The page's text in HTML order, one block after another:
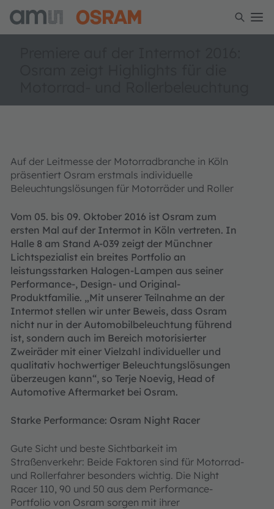
Auf der Leitmesse der Motorradbranche in Köln
präsentiert Osram erstmals individuelle
Beleuchtungslösungen für Motorräder und Roller
Vom 05. bis 09. Oktober 2016 ist Osram zum
ersten Mal auf der Intermot in Köln vertreten. In
Halle 8 am Stand A-039 zeigt der Münchner
Lichtspezialist ein breites Portfolio an
leistungsstarken Halogen-Lampen aus seiner
Performance-, Design- und Original-
Produktfamilie. „Mit unserer Teilnahme an der
Intermot stellen wir unter Beweis, dass Osram
nicht nur in der Automobilbeleuchtung führend
ist, sondern auch im Bereich motorisierter
Zweiräder mit einer Vielzahl individueller und
qualitativ hochwertiger Beleuchtungslösungen
überzeugen kann“, so Terje Noevig, Head of
Automotive Aftermarket bei Osram.
Starke Performance: Osram Night Racer
Gute Sicht und beste Sichtbarkeit im
Straßenverkehr: Beide Faktoren sind für Motorrad-
und Rollerfahrer besonders wichtig. Die Night
Racer 110, 90 und 50 aus dem Performance-
Portfolio von Osram sorgen mit ihrer